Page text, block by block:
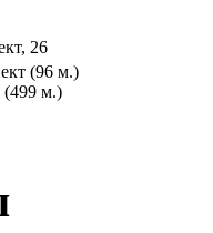
26
(96 м.)
м.)